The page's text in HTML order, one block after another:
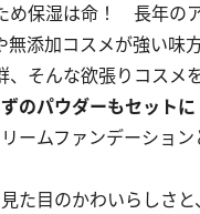
め保湿は命！ 長年の
無添加コスメが強い味
、そんな欲張りコスメ
のパウダーもセットに
ームファンデーショ
た目のかわいらしさ